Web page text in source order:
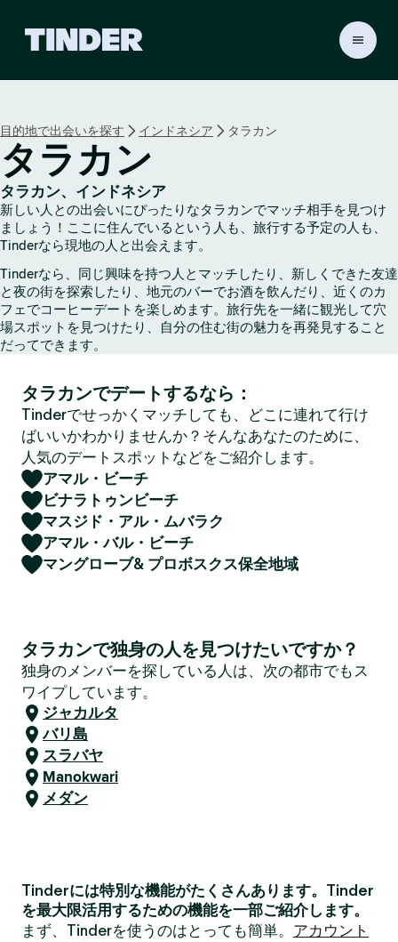
r
ホ
ム
ペ
ー
ジ
目的地で出会いを探す インドネシア タラカン
タラカン
タラカン、インドネシア
新しい人との出会いにぴったりなタラカンでマッチ相手を見つけ
ましょう！ここに住んでいるという人も、旅行する予定の人も、
Tinderなら現地の人と出会えます。
Tinderなら、同じ興味を持つ人とマッチしたり、新しくできた友達
と夜の街を探索したり、地元のバーでお酒を飲んだり、近くのカ
フェでコーヒーデートを楽しめます。旅行先を一緒に観光して穴
場スポットを見つけたり、自分の住む街の魅力を再発見すること
だってできます。
タラカンでデートするなら：
Tinderでせっかくマッチしても、どこに連れて行け
ばいいかわかりませんか？そんなあなたのために、
人気のデートスポットなどをご紹介します。
アマル・ビーチ
ビナラトゥンビーチ
マスジド・アル・ムバラク
アマル・バル・ビーチ
マングローブ& プロボスクス保全地域
タラカンで独身の人を見つけたいですか？
独身のメンバーを探している人は、次の都市でもス
ワイプしています。
ジャカルタ
バリ島
スラバヤ
Manokwari
メダン
Tinderには特別な機能がたくさんあります。Tinder
を最大限活用するための機能を一部ご紹介します。
まず、Tinderを使うのはとっても簡単。 アカウント